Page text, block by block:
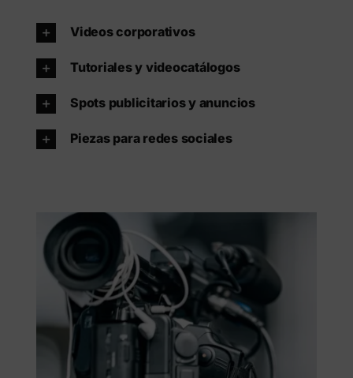
Videos corporativos
Tutoriales y videocatálogos
Spots publicitarios y anuncios
Piezas para redes sociales